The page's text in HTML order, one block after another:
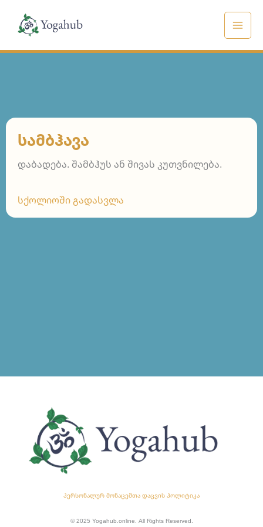
content
ᲡᲐᲛᲑᲰᲐᲕᲐ
დაბადება. შამბჰუს ან შივას კუთვნილება.
სქოლიოში გადასვლა
პერსონალურ მონაცემთა დაცვის პოლიტიკა
© 2025 Yogahub.online. All Rights Reserved.